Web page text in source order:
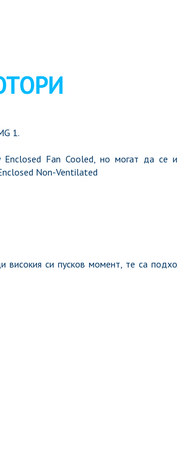
1.
Fan Cooled, но могат да се
Non-Ventilated
високия си пусков момент, те са